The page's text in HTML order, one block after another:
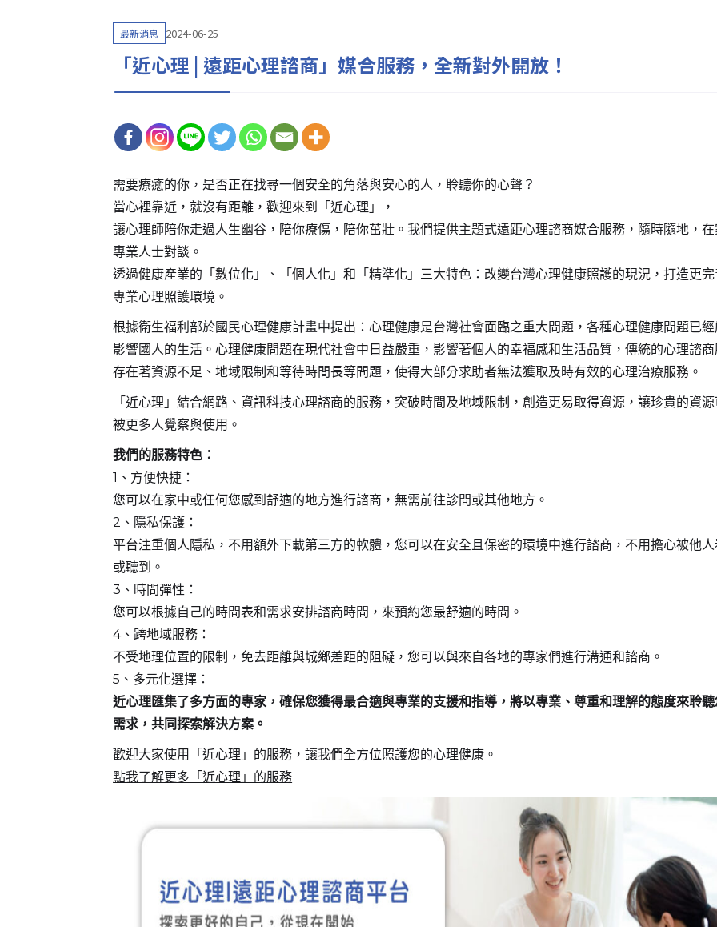
最新消息 2024-06-25
「近心理 | 遠距心理諮商」媒合服務，全新對外開放！
需要療癒的你，是否正在找尋一個安全的角落與安心的人，聆聽你的心聲？
當心裡靠近，就沒有距離，歡迎來到「近心理」，
讓心理師陪你走過人生幽谷，陪你療傷，陪你茁壯。我們提供主題式遠距心理諮商媒合服務，隨時隨地，
專業人士對談。
透過健康產業的「數位化」、「個人化」和「精準化」三大特色：改變台灣心理健康照護的現況，打造更
專業心理照護環境。
根據衛生福利部於國民心理健康計畫中提出：心理健康是台灣社會面臨之重大問題，各種心理健康問題已
影響國人的生活。心理健康問題在現代社會中日益嚴重，影響著個人的幸福感和生活品質，傳統的心理諮
存在著資源不足、地域限制和等待時間長等問題，使得大部分求助者無法獲取及時有效的心理治療服務。
「近心理」結合網路、資訊科技心理諮商的服務，突破時間及地域限制，創造更易取得資源，讓珍貴的資
被更多人覺察與使用。
我們的服務特色：
1、方便快捷：
您可以在家中或任何您感到舒適的地方進行諮商，無需前往診間或其他地方。
2、隱私保護：
平台注重個人隱私，不用額外下載第三方的軟體，您可以在安全且保密的環境中進行諮商，不用擔心被他
或聽到。
3、時間彈性：
您可以根據自己的時間表和需求安排諮商時間，來預約您最舒適的時間。
4、跨地域服務：
不受地理位置的限制，免去距離與城鄉差距的阻礙，您可以與來自各地的專家們進行溝通和諮商。
5、多元化選擇：
近心理匯集了多方面的專家，確保您獲得最合適與專業的支援和指導，將以專業、尊重和理解的態度來聆
需求，共同探索解決方案。
歡迎大家使用「近心理」的服務，讓我們全方位照護您的心理健康。
點我了解更多「近心理」的服務